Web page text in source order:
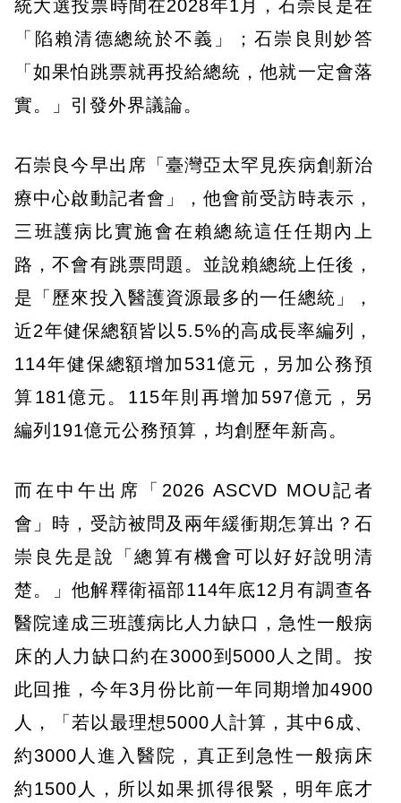
統大選投票時間在2028年1月，石崇良是在
「陷賴清德總統於不義」；石崇良則妙答
「如果怕跳票就再投給總統，他就一定會落
實。」引發外界議論。
石崇良今早出席「臺灣亞太罕見疾病創新治
療中心啟動記者會」，他會前受訪時表示，
三班護病比實施會在賴總統這任任期內上
路，不會有跳票問題。並說賴總統上任後，
是「歷來投入醫護資源最多的一任總統」，
近2年健保總額皆以5.5%的高成長率編列，
114年健保總額增加531億元，另加公務預
算181億元。115年則再增加597億元，另
編列191億元公務預算，均創歷年新高。
而在中午出席「2026 ASCVD MOU記者
會」時，受訪被問及兩年緩衝期怎算出？石
崇良先是說「總算有機會可以好好說明清
楚。」他解釋衛福部114年底12月有調查各
醫院達成三班護病比人力缺口，急性一般病
床的人力缺口約在3000到5000人之間。按
此回推，今年3月份比前一年同期增加4900
人，「若以最理想5000人計算，其中6成、
約3000人進入醫院，真正到急性一般病床
約1500人，所以如果抓得很緊，明年底才